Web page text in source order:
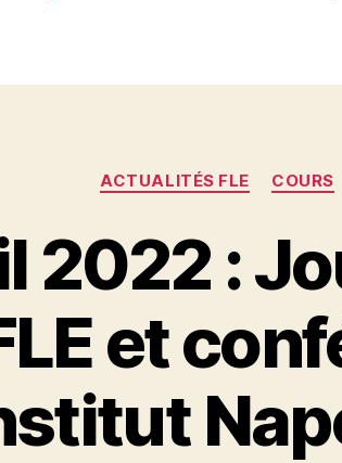
Catégories
ACTUALITÉS FLE COURS
2022 :
et